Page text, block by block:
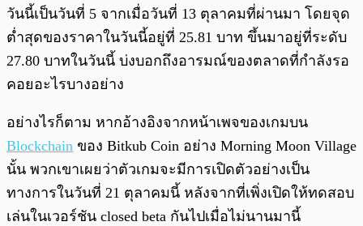
วันนี้เป็นวันที่ 5 จากเมื่อวันที่ 13 ตุลาคมที่ผ่านมา โดยจุด
ต่ำสุดของราคาในวันนี้อยู่ที่ 25.81 บาท ขึ้นมาอยู่ที่ระดับ
27.80 บาทในวันนี้ บ่งบอกถึงอารมณ์ของตลาดที่กำลังรอ
คอยอะไรบางอย่าง
อย่างไรก็ตาม หากอ้างอิงจากหน้าเพจของเกมบน
Blockchain ของ Bitkub Coin อย่าง Morning Moon Village
นั้น พวกเขาเผยว่าตัวเกมจะมีการเปิดตัวอย่างเป็น
ทางการในวันที่ 21 ตุลาคมนี้ หลังจากที่เพิ่งเปิดให้ทดสอบ
เล่นในเวอร์ชัน closed beta กันไปเมื่อไม่นานมานี้